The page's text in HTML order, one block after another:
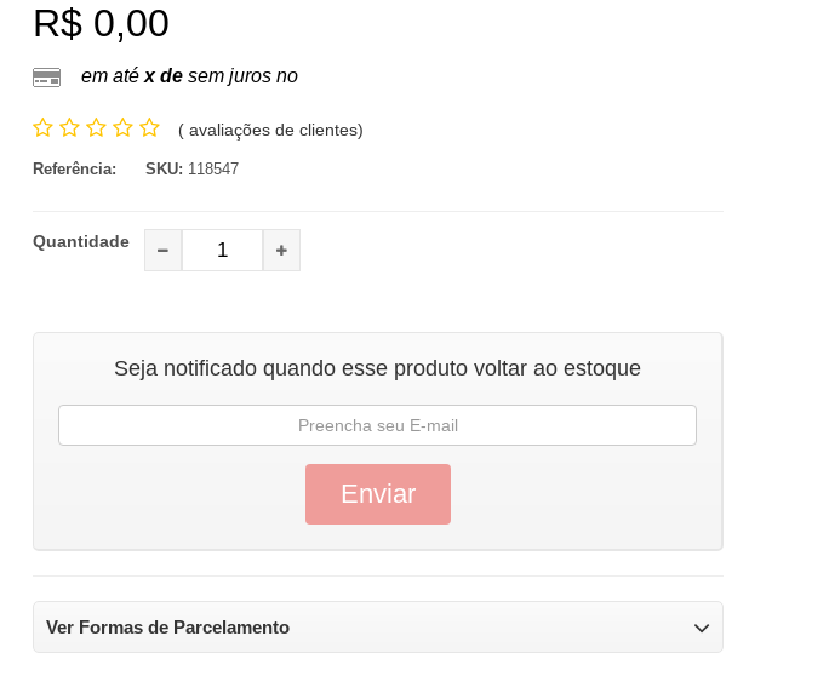
R$ 0,00
em até x de sem juros no
( avaliações de clientes)
Referência: SKU: 118547
Quantidade
Seja notificado quando esse produto voltar ao estoque
Ver Formas de Parcelamento